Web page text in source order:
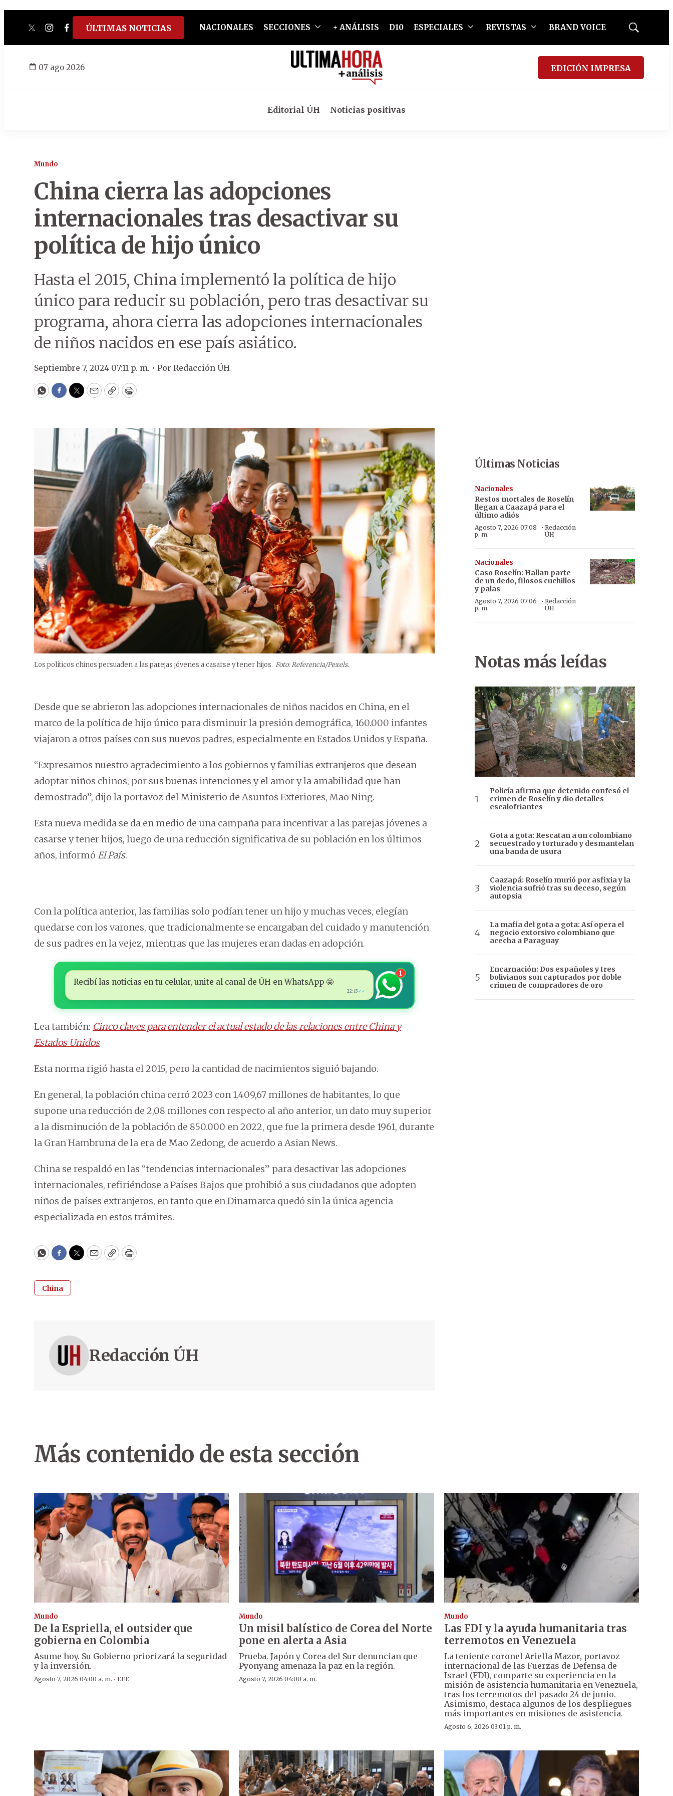
twitterinstagram
facebook
tiktokyoutube
spotify
ÚLTIMAS NOTICIAS NACIONALES SECCIONES + ANÁLISIS D10 ESPECIALES REVISTAS BRAND VOICE
Mostrar
07 ago 2026 EDICIÓN IMPRESA
Editorial ÚH Noticias positivas
Mundo
China cierra las adopciones
internacionales tras desactivar su
política de hijo único
Hasta el 2015, China implementó la política de hijo
único para reducir su población, pero tras desactivar su
programa, ahora cierra las adopciones internacionales
de niños nacidos en ese país asiático.
Septiembre 7, 2024 07:11 p. m. • Por Redacción ÚH
WhatsApp
Facebook
Twitter
EmailCopyPrint
Los políticos chinos persuaden a las parejas jóvenes a casarse y tener hijos. Foto: Referencia/Pexels.
Desde que se abrieron las adopciones internacionales de niños nacidos en China, en el
marco de la política de hijo único para disminuir la presión demográfica, 160.000 infantes
viajaron a otros países con sus nuevos padres, especialmente en Estados Unidos y España.
“Expresamos nuestro agradecimiento a los gobiernos y familias extranjeros que desean
adoptar niños chinos, por sus buenas intenciones y el amor y la amabilidad que han
demostrado”, dijo la portavoz del Ministerio de Asuntos Exteriores, Mao Ning.
Esta nueva medida se da en medio de una campaña para incentivar a las parejas jóvenes a
casarse y tener hijos, luego de una reducción significativa de su población en los últimos
años, informó El País.
Con la política anterior, las familias solo podían tener un hijo y muchas veces, elegían
quedarse con los varones, que tradicionalmente se encargaban del cuidado y manutención
de sus padres en la vejez, mientras que las mujeres eran dadas en adopción.
Recibí las noticias en tu celular, unite al canal de ÚH en WhatsApp 🤩
22:15 ✓✓
1
Lea también: Cinco claves para entender el actual estado de las relaciones entre China y
Estados Unidos
Esta norma rigió hasta el 2015, pero la cantidad de nacimientos siguió bajando.
En general, la población china cerró 2023 con 1.409,67 millones de habitantes, lo que
supone una reducción de 2,08 millones con respecto al año anterior, un dato muy superior
a la disminución de la población de 850.000 en 2022, que fue la primera desde 1961, durante
la Gran Hambruna de la era de Mao Zedong, de acuerdo a Asian News.
China se respaldó en las “tendencias internacionales” para desactivar las adopciones
internacionales, refiriéndose a Países Bajos que prohibió a sus ciudadanos que adopten
niños de países extranjeros, en tanto que en Dinamarca quedó sin la única agencia
especializada en estos trámites.
WhatsApp
Facebook
Twitter
EmailCopyPrint
China
Redacción ÚH
Últimas Noticias
Nacionales
Restos mortales de Roselín
llegan a Caazapá para el
último adiós
Agosto 7, 2026 07:08
p. m.
· Redacción
ÚH
Nacionales
Caso Roselín: Hallan parte
de un dedo, filosos cuchillos
y palas
Agosto 7, 2026 07:06
p. m.
· Redacción
ÚH
Notas más leídas
Policía afirma que detenido confesó el
crimen de Roselín y dio detalles
escalofriantes
Gota a gota: Rescatan a un colombiano
secuestrado y torturado y desmantelan
una banda de usura
Caazapá: Roselín murió por asfixia y la
violencia sufrió tras su deceso, según
autopsia
La mafia del gota a gota: Así opera el
negocio extorsivo colombiano que
acecha a Paraguay
Encarnación: Dos españoles y tres
bolivianos son capturados por doble
crimen de compradores de oro
Más contenido de esta sección
Mundo
De la Espriella, el outsider que
gobierna en Colombia
Asume hoy. Su Gobierno priorizará la seguridad
y la inversión.
Agosto 7, 2026 04:00 a. m. · EFE
Mundo
Un misil balístico de Corea del Norte
pone en alerta a Asia
Prueba. Japón y Corea del Sur denuncian que
Pyonyang amenaza la paz en la región.
Agosto 7, 2026 04:00 a. m.
Mundo
Las FDI y la ayuda humanitaria tras
terremotos en Venezuela
La teniente coronel Ariella Mazor, portavoz
internacional de las Fuerzas de Defensa de
Israel (FDI), comparte su experiencia en la
misión de asistencia humanitaria en Venezuela,
tras los terremotos del pasado 24 de junio.
Asimismo, destaca algunos de los despliegues
más importantes en misiones de asistencia.
Agosto 6, 2026 03:01 p. m.